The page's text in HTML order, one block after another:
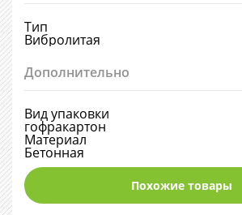
Тип
Вибролитая
Дополнительно
Вид упаковки
гофракартон
Материал
Бетонная
Похожие товары